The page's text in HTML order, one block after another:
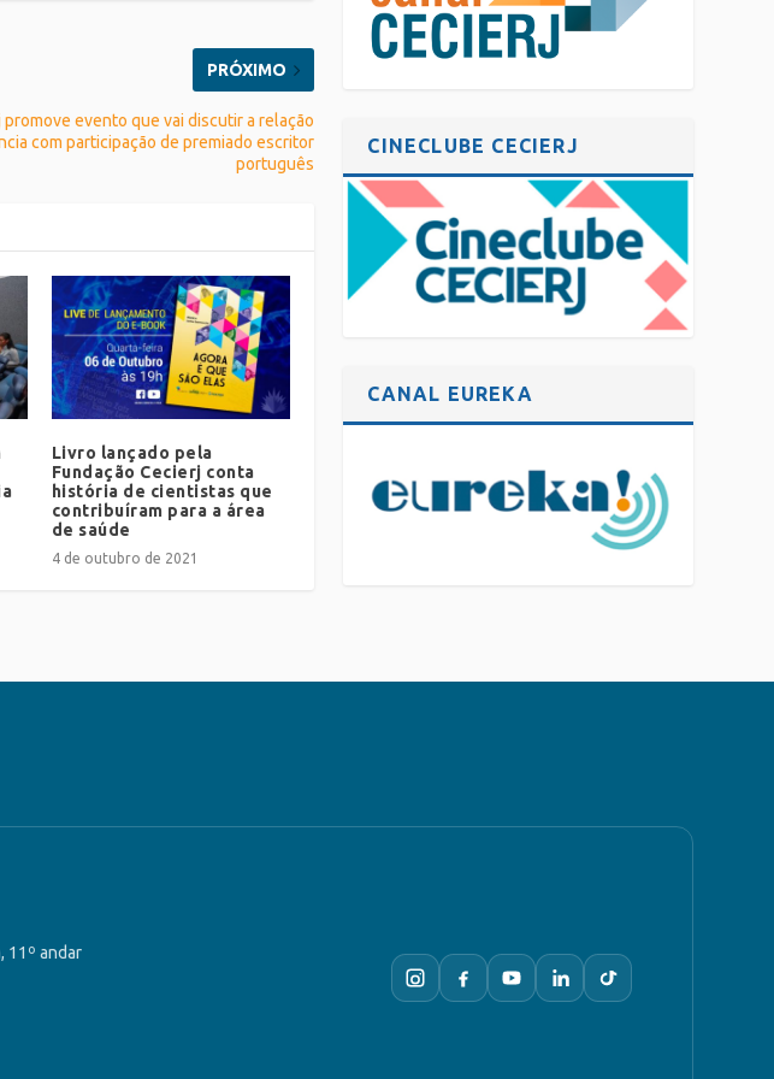
PRÓXIMO
promove evento que vai discutir a relação
com participação de premiado escritor
português
Livro lançado pela
Fundação Cecierj conta
história de cientistas que
contribuíram para a área
de saúde
4 de outubro de 2021
CINECLUBE CECIERJ
CANAL EUREKA
11º andar